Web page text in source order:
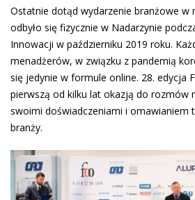
Ostatnie dotąd wydarzenie branżowe w
odbyło się fizycznie w Nadarzynie
Innowacji w październiku 2019 roku.
menadżerów, w związku z pandemią
się jedynie w formule online. 28. edycja
pierwszą od kilku lat okazją do rozmów
swoimi doświadczeniami i omawianiem
branży.